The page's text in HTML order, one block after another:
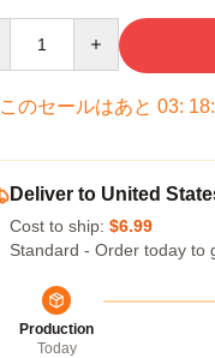
このセールはあと 03: 18:
Deliver to United
Cost to ship: $6.99
Standard - Order today to
Production
Today